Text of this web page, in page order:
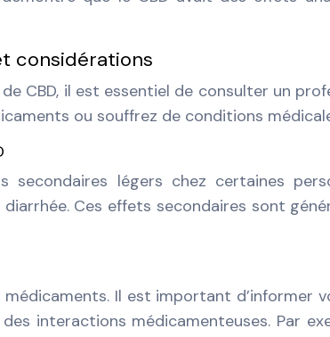
considérations
CBD, il est essentiel de consulter un
ou souffrez de conditions
secondaires légers chez certaines
Ces effets secondaires sont
Il est important d’informer
interactions médicamenteuses. Par